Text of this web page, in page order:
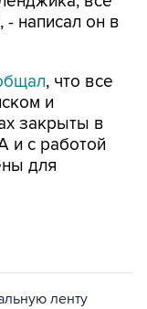
написал он в
, что все
и
закрыты в
и с работой
для
ленту